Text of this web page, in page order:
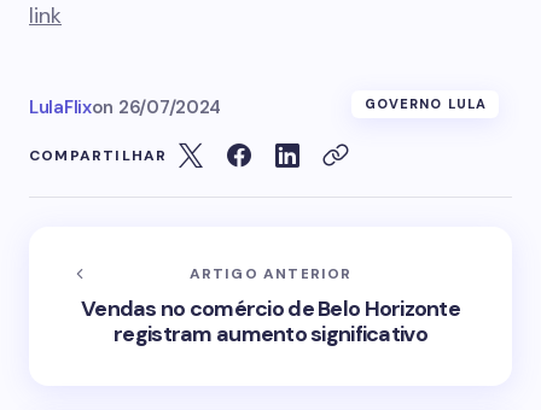
link
LulaFlixon 26/07/2024 GOVERNO LULA
COMPARTILHAR
ARTIGO ANTERIOR
Vendas no comércio de Belo Horizonte
registram aumento significativo